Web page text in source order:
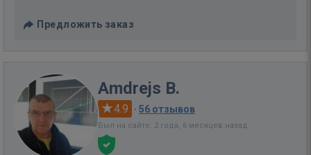
Предложить заказ
Amdrejs B.
4.9 · 56 отзывов
Был на сайте: 2 года, 6 месяцев назад